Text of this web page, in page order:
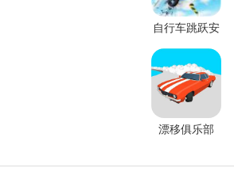
自行车跳跃安
卓版
漂移俱乐部